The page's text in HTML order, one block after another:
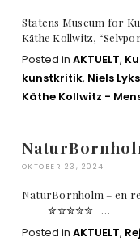
Statens Museum
Käthe Kollwitz,
Posted in AKTUELT,
kunstkritik, Niels
Käthe Kollwitz -
OKTOBER 23, 2024
NaturBornholm –
✮✮✮✮✮ …
Posted in AKTUELT,